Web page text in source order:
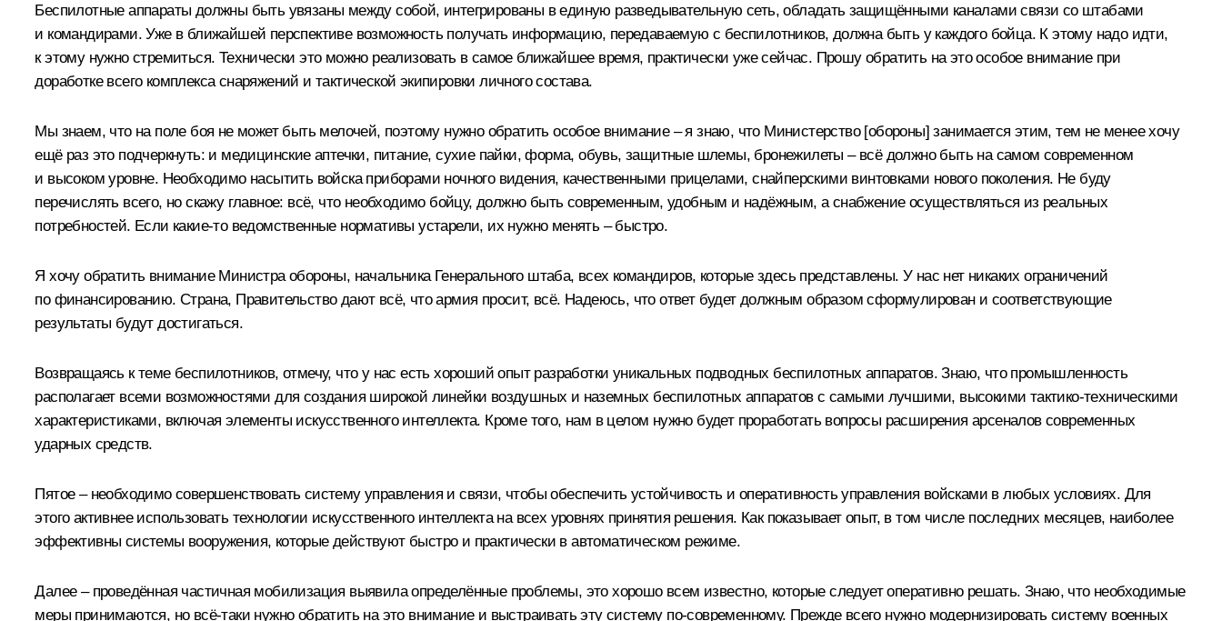
Беспилотные аппараты должны быть увязаны между собой, интегрированы в единую разведывательную сеть, обладать защищёнными каналами связи со штабами
и командирами. Уже в ближайшей перспективе возможность получать информацию, передаваемую с беспилотников, должна быть у каждого бойца. К этому надо идти,
к этому нужно стремиться. Технически это можно реализовать в самое ближайшее время, практически уже сейчас. Прошу обратить на это особое внимание при
доработке всего комплекса снаряжений и тактической экипировки личного состава.
Мы знаем, что на поле боя не может быть мелочей, поэтому нужно обратить особое внимание – я знаю, что Министерство [обороны] занимается этим, тем не менее хочу
ещё раз это подчеркнуть: и медицинские аптечки, питание, сухие пайки, форма, обувь, защитные шлемы, бронежилеты – всё должно быть на самом современном
и высоком уровне. Необходимо насытить войска приборами ночного видения, качественными прицелами, снайперскими винтовками нового поколения. Не буду
перечислять всего, но скажу главное: всё, что необходимо бойцу, должно быть современным, удобным и надёжным, а снабжение осуществляться из реальных
потребностей. Если какие-то ведомственные нормативы устарели, их нужно менять – быстро.
Я хочу обратить внимание Министра обороны, начальника Генерального штаба, всех командиров, которые здесь представлены. У нас нет никаких ограничений
по финансированию. Страна, Правительство дают всё, что армия просит, всё. Надеюсь, что ответ будет должным образом сформулирован и соответствующие
результаты будут достигаться.
Возвращаясь к теме беспилотников, отмечу, что у нас есть хороший опыт разработки уникальных подводных беспилотных аппаратов. Знаю, что промышленность
располагает всеми возможностями для создания широкой линейки воздушных и наземных беспилотных аппаратов с самыми лучшими, высокими тактико-техническими
характеристиками, включая элементы искусственного интеллекта. Кроме того, нам в целом нужно будет проработать вопросы расширения арсеналов современных
ударных средств.
Пятое – необходимо совершенствовать систему управления и связи, чтобы обеспечить устойчивость и оперативность управления войсками в любых условиях. Для
этого активнее использовать технологии искусственного интеллекта на всех уровнях принятия решения. Как показывает опыт, в том числе последних месяцев, наиболее
эффективны системы вооружения, которые действуют быстро и практически в автоматическом режиме.
Далее – проведённая частичная мобилизация выявила определённые проблемы, это хорошо всем известно, которые следует оперативно решать. Знаю, что необходимые
меры принимаются, но всё-таки нужно обратить на это внимание и выстраивать эту систему по-современному. Прежде всего нужно модернизировать систему военных